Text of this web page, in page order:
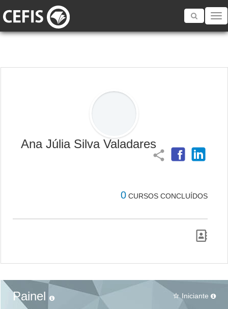
Toggle
Ana Júlia Silva Valadares
share
0 CURSOS CONCLUÍDOS
Painel star_border Iniciante